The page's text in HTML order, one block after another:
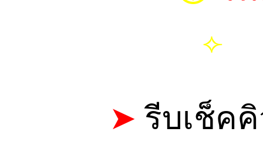
⟣
➤ รีบเช็ค